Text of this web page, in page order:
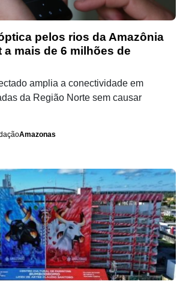
pelos rios da Amazônia
a mais de 6 milhões de
amplia a conectividade em
da Região Norte sem causar
Amazonas